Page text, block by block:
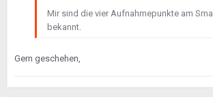
Mir sind die vier Aufnahmepunkte am
bekannt.
Gern geschehen,